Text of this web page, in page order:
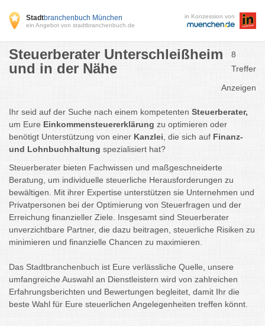
Stadtbranchenbuch München
ein Angebot von stadtbranchenbuch.de
in Konzession von
Steuerberater Unterschleißheim
und in der Nähe
8
Treffer
Anzeigen
Ihr seid auf der Suche nach einem kompetenten Steuerberater,
um Eure Einkommensteuererklärung zu optimieren oder
benötigt Unterstützung von einer Kanzlei , die sich auf Finanz-
und Lohnbuchhaltung spezialisiert hat?
Steuerberater bieten Fachwissen und maßgeschneiderte
Beratung, um individuelle steuerliche Herausforderungen zu
bewältigen. Mit ihrer Expertise unterstützen sie Unternehmen und
Privatpersonen bei der Optimierung von Steuerfragen und der
Erreichung finanzieller Ziele. Insgesamt sind Steuerberater
unverzichtbare Partner, die dazu beitragen, steuerliche Risiken zu
minimieren und finanzielle Chancen zu maximieren.
Das Stadtbranchenbuch ist Eure verlässliche Quelle, unsere
umfangreiche Auswahl an Dienstleistern wird von zahlreichen
Erfahrungsberichten und Bewertungen begleitet, damit Ihr die
beste Wahl für Eure steuerlichen Angelegenheiten treffen könnt.